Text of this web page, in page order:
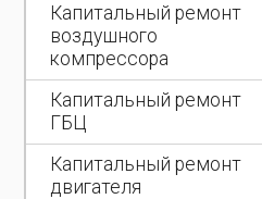
Капитальный ремонт
воздушного
компрессора
Капитальный ремонт
ГБЦ
Капитальный ремонт
двигателя